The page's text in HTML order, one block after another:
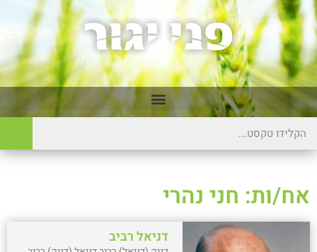
אח/ות: חני נהרי
דניאל רביב